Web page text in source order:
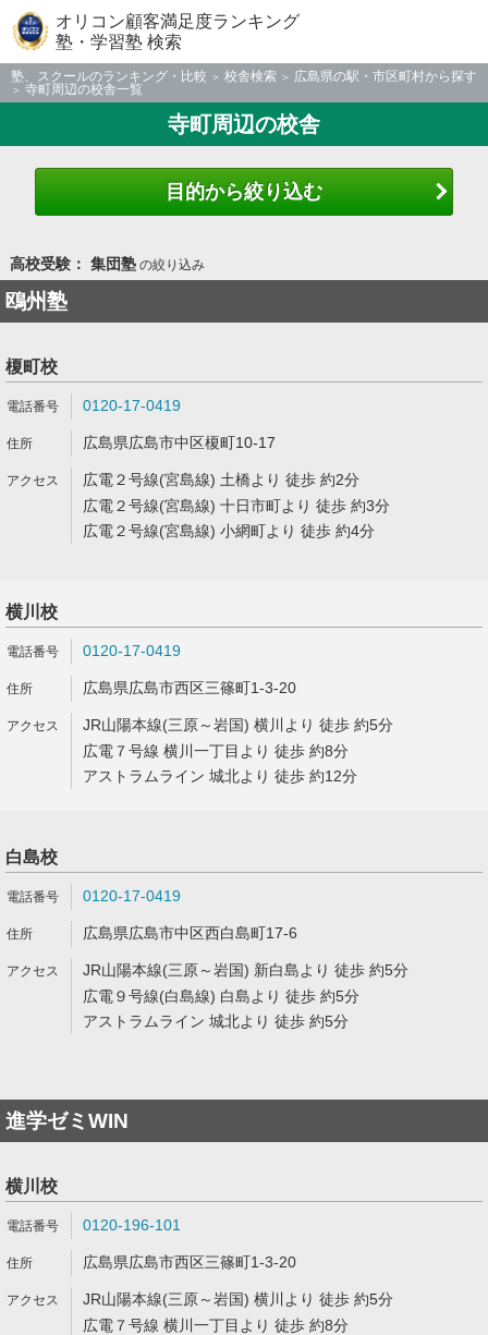
オリコン顧客満足度ランキング
塾・学習塾 検索
塾、スクールのランキング・比較 校舎検索
広島県の駅・市区町村から探す
寺町周辺の校舎一覧
寺町周辺の校舎
目的から絞り込む
高校受験： 集団塾の絞り込み
鴎州塾
榎町校
0120-17-0419
広島県広島市中区榎町10-17
広電２号線(宮島線) 土橋より 徒歩 約2分
広電２号線(宮島線) 十日市町より 徒歩 約3分
広電２号線(宮島線) 小網町より 徒歩 約4分
横川校
0120-17-0419
広島県広島市西区三篠町1-3-20
JR山陽本線(三原～岩国) 横川より 徒歩 約5分
広電７号線 横川一丁目より 徒歩 約8分
アストラムライン 城北より 徒歩 約12分
白島校
0120-17-0419
広島県広島市中区西白島町17-6
JR山陽本線(三原～岩国) 新白島より 徒歩 約5分
広電９号線(白島線) 白島より 徒歩 約5分
アストラムライン 城北より 徒歩 約5分
進学ゼミWIN
横川校
0120-196-101
広島県広島市西区三篠町1-3-20
JR山陽本線(三原～岩国) 横川より 徒歩 約5分
広電７号線 横川一丁目より 徒歩 約8分